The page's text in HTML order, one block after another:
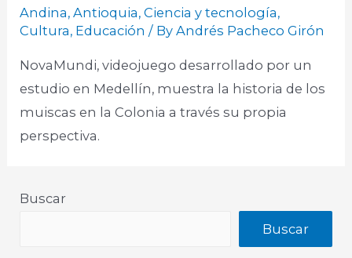
Andina,Antioquia,Ciencia y tecnología,
Cultura, Educación / ByAndrés Pacheco Girón
NovaMundi, videojuego desarrollado por un
estudio en Medellín, muestra la historia de los
muiscas en la Colonia a través su propia
perspectiva.​
Buscar
Buscar